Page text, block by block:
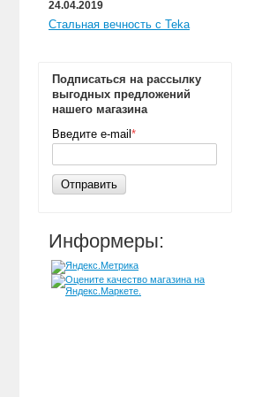
24.04.2019
Стальная вечность с Teka
Подписаться на рассылку
выгодных предложений
нашего магазина
Введите e-mail *
Отправить
Информеры: